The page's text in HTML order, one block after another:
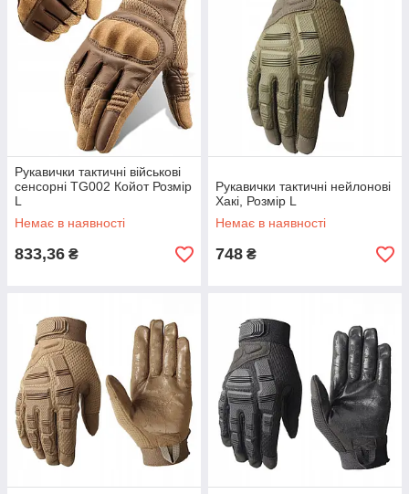
Рукавички тактичні військові
сенсорні TG002 Койот Розмір
L
Немає в наявності
833,36 ₴
Рукавички тактичні нейлонові
Хакі, Розмір L
Немає в наявності
748 ₴